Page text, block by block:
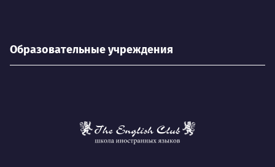
Образовательные учреждения